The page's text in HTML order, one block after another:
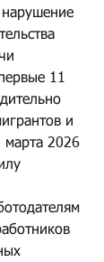
нарушение
11
и
марта 2026